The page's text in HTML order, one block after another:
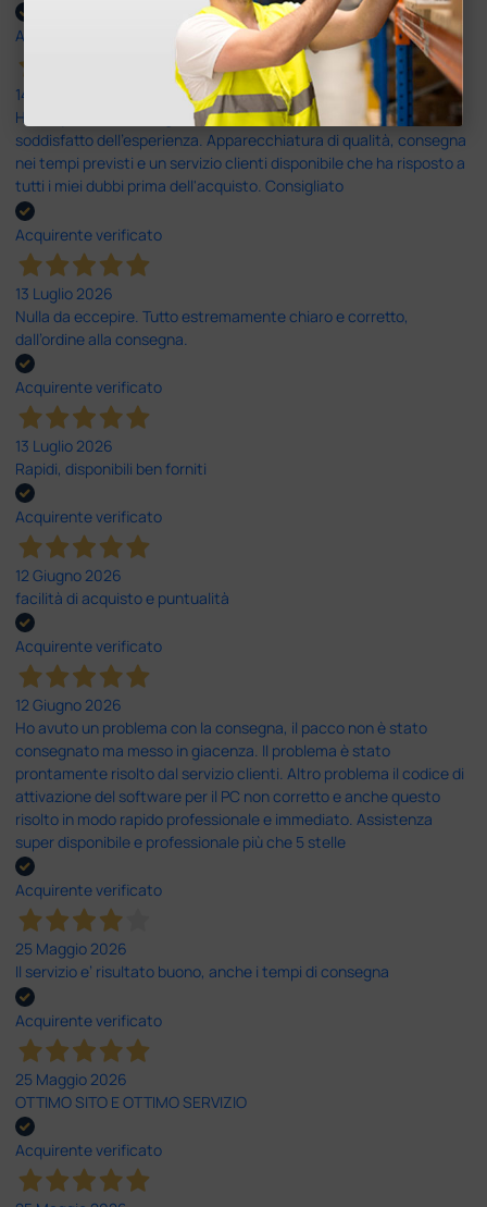
Acquirente verificato
14 Luglio 2026
Ho acquistato un ecografo da Doctor Shop e sono rimasto molto
soddisfatto dell'esperienza. Apparecchiatura di qualità, consegna
nei tempi previsti e un servizio clienti disponibile che ha risposto a
tutti i miei dubbi prima dell'acquisto. Consigliato
Acquirente verificato
13 Luglio 2026
Nulla da eccepire. Tutto estremamente chiaro e corretto,
dall’ordine alla consegna.
Acquirente verificato
13 Luglio 2026
Rapidi, disponibili ben forniti
Acquirente verificato
12 Giugno 2026
facilità di acquisto e puntualità
Acquirente verificato
12 Giugno 2026
Ho avuto un problema con la consegna, il pacco non è stato
consegnato ma messo in giacenza. Il problema è stato
prontamente risolto dal servizio clienti. Altro problema il codice di
attivazione del software per il PC non corretto e anche questo
risolto in modo rapido professionale e immediato. Assistenza
super disponibile e professionale più che 5 stelle
Acquirente verificato
25 Maggio 2026
Il servizio e’ risultato buono, anche i tempi di consegna
Acquirente verificato
25 Maggio 2026
OTTIMO SITO E OTTIMO SERVIZIO
Acquirente verificato